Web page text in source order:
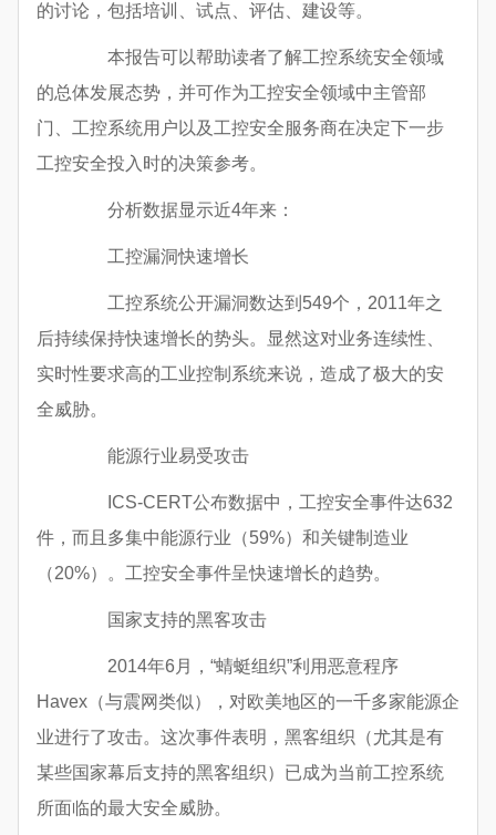
的讨论，包括培训、试点、评估、建设等。
本报告可以帮助读者了解工控系统安全领域
的总体发展态势，并可作为工控安全领域中主管部
门、工控系统用户以及工控安全服务商在决定下一步
工控安全投入时的决策参考。
分析数据显示近4年来：
工控漏洞快速增长
工控系统公开漏洞数达到549个，2011年之
后持续保持快速增长的势头。显然这对业务连续性、
实时性要求高的工业控制系统来说，造成了极大的安
全威胁。
能源行业易受攻击
ICS-CERT公布数据中，工控安全事件达632
件，而且多集中能源行业（59%）和关键制造业
（20%）。工控安全事件呈快速增长的趋势。
国家支持的黑客攻击
2014年6月，“蜻蜓组织”利用恶意程序
Havex（与震网类似），对欧美地区的一千多家能源企
业进行了攻击。这次事件表明，黑客组织（尤其是有
某些国家幕后支持的黑客组织）已成为当前工控系统
所面临的最大安全威胁。